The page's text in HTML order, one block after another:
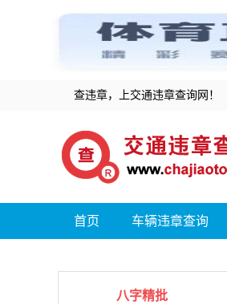
查违章，上交通违章查询网！
首页 车辆违章查询
八字精批